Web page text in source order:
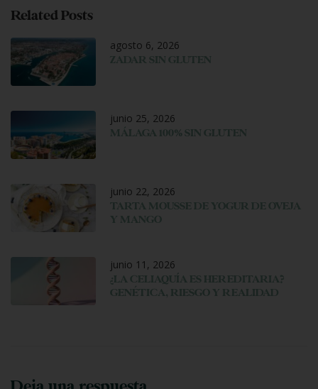
Related Posts
agosto 6, 2026
ZADAR SIN GLUTEN
junio 25, 2026
MÁLAGA 100% SIN GLUTEN
junio 22, 2026
TARTA MOUSSE DE YOGUR DE OVEJA
Y MANGO
junio 11, 2026
¿LA CELIAQUÍA ES HEREDITARIA?
GENÉTICA, RIESGO Y REALIDAD